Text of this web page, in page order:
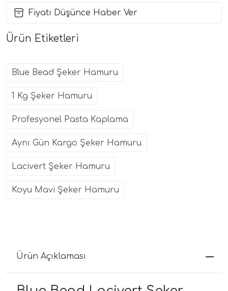
Fiyatı Düşünce Haber Ver
Ürün Etiketleri
Blue Bead Şeker Hamuru
1 Kg Şeker Hamuru
Profesyonel Pasta Kaplama
Aynı Gün Kargo Şeker Hamuru
Lacivert Şeker Hamuru
Koyu Mavi Şeker Hamuru
Ürün Açıklaması